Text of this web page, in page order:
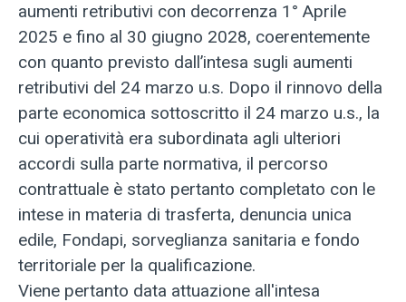
aumenti retributivi con decorrenza 1° Aprile
2025 e fino al 30 giugno 2028, coerentemente
con quanto previsto dall’intesa sugli aumenti
retributivi del 24 marzo u.s. Dopo il rinnovo della
parte economica sottoscritto il 24 marzo u.s., la
cui operatività era subordinata agli ulteriori
accordi sulla parte normativa, il percorso
contrattuale è stato pertanto completato con le
intese in materia di trasferta, denuncia unica
edile, Fondapi, sorveglianza sanitaria e fondo
territoriale per la qualificazione.
Viene pertanto data attuazione all'intesa